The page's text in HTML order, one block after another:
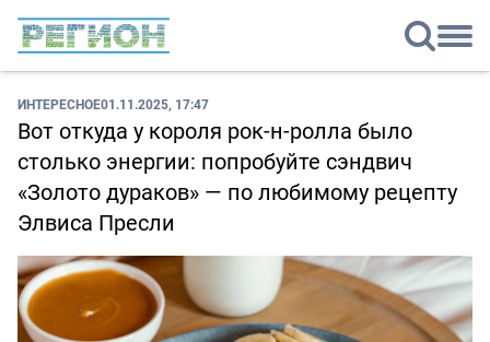
ИНТЕРЕСНОЕ01.11.2025, 17:47
Вот откуда у короля рок-н-ролла было
столько энергии: попробуйте сэндвич
«Золото дураков» — по любимому рецепту
Элвиса Пресли